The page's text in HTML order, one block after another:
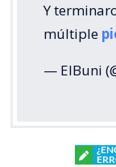
Y
múltiple
— ElBuni